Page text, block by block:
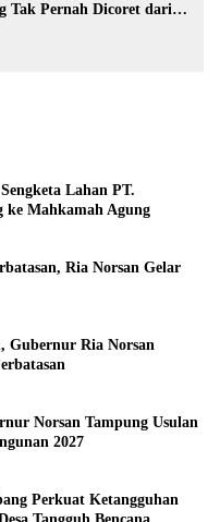
Tak Pernah Dicoret dari
Lahan PT.
ke Mahkamah Agung
Ria Norsan Gelar
Gubernur Ria Norsan
Norsan Tampung Usulan
2027
Perkuat Ketangguhan